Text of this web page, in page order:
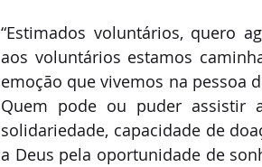
“Estimados voluntários, quero
aos voluntários estamos
emoção que vivemos na pessoa
Quem pode ou puder assistir
solidariedade, capacidade de
a Deus pela oportunidade de